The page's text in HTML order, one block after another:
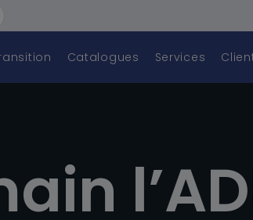
Catalogues Services